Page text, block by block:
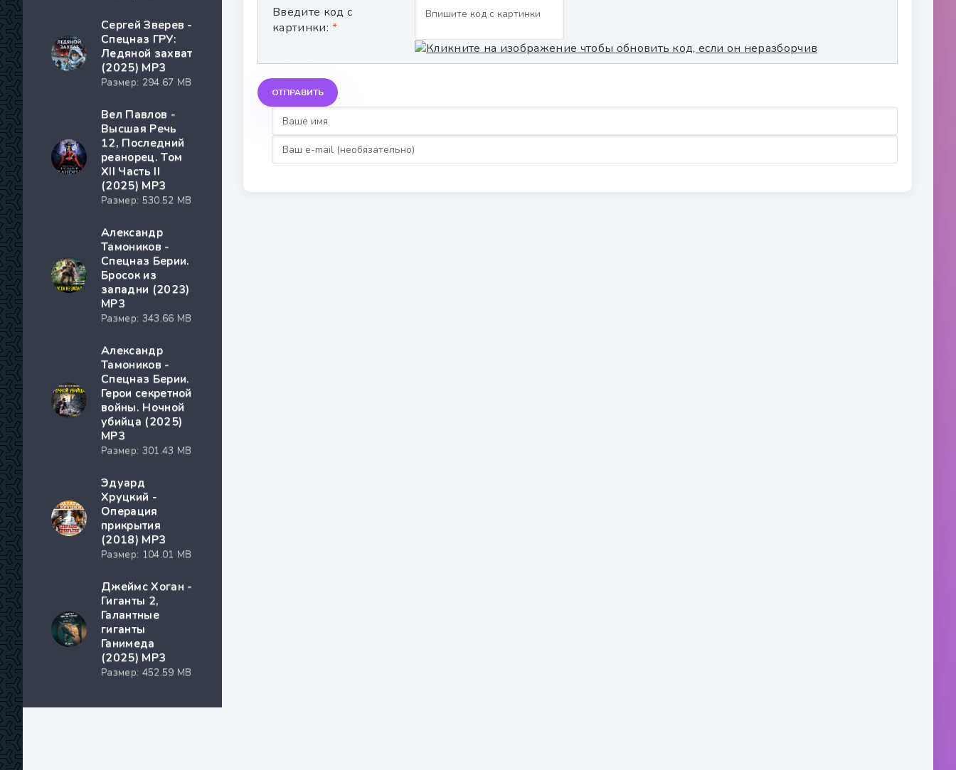
Сергей Зверев -
Спецназ ГРУ:
Ледяной захват
(2025) МР3
Размер: 294.67 MB
Вел Павлов -
Высшая Речь
12, Последний
реанорец. Том
XII Часть II
(2025) МР3
Размер: 530.52 MB
Александр
Тамоников -
Спецназ Берии.
Бросок из
западни (2023)
МР3
Размер: 343.66 MB
Александр
Тамоников -
Спецназ Берии.
Герои секретной
войны. Ночной
убийца (2025)
МР3
Размер: 301.43 MB
Эдуард
Хруцкий -
Операция
прикрытия
(2018) MP3
Размер: 104.01 MB
Джеймс Хоган -
Гиганты 2,
Галантные
гиганты
Ганимеда
(2025) МР3
Размер: 452.59 MB
Введите код с
картинки:
ОТПРАВИТЬ